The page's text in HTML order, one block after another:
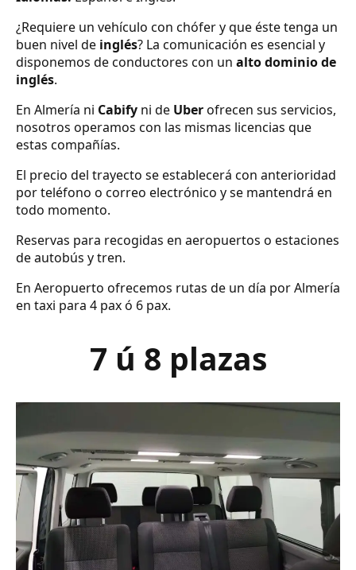
¿Requiere un vehículo con chófer y que éste tenga un
buen nivel de inglés? La comunicación es esencial y
disponemos de conductores con un alto dominio de
inglés.
En Almería ni Cabify ni de Uberofrecen sus servicios,
nosotros operamos con las mismas licencias que
estas compañías.
El precio del trayecto se establecerá con anterioridad
por teléfono o correo electrónico y se mantendrá en
todo momento.
Reservas para recogidas en aeropuertos o estaciones
de autobús y tren.
En Aeropuerto ofrecemos rutas de un día por Almería
en taxi para 4 pax ó 6 pax.
7 ú 8 plazas